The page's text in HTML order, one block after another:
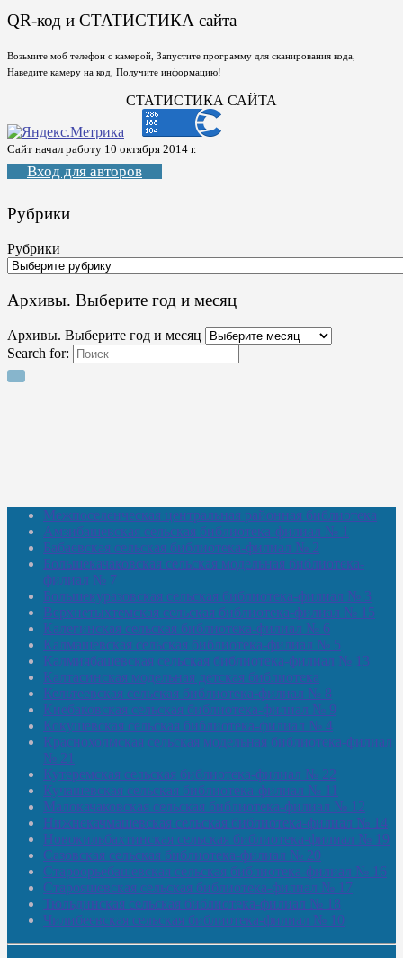
QR-код и СТАТИСТИКА сайта
Возьмите моб телефон с камерой, Запустите программу для сканирования кода,
Наведите камеру на код, Получите информацию!
СТАТИСТИКА САЙТА
Сайт начал работу 10 октября 2014 г.
Вход для авторов
Рубрики
Рубрики
Архивы. Выберите год и месяц
Архивы. Выберите год и месяц
Search for:
Межпоселенческая центральная районная библиотека
Амзибашевская сельская библиотека-филиал № 1
Бабаевская сельская библиотека-филиал № 2
Большекачаковская сельская модельная библиотека-
филиал № 7
Большекуразовская сельская библиотека-филиал № 3
Верхнетыхтемская сельская библиотека-филиал № 15
Калегинская сельская библиотека-филиал № 6
Калмашевская сельская библиотека-филиал № 5
Калмиябашевская сельская библиотека-филиал № 13
Калтасинская модельная детская библиотека
Кельтеевская сельская библиотека-филиал № 8
Киебаковская сельская библиотека-филиал № 9
Кокушевская сельская библиотека-филиал № 4
Краснохолмская сельская модельная библиотека-филиал
№ 21
Кутеремская сельская библиотека-филиал № 22
Кучашевская сельская библиотека-филиал № 11
Малокачаковская сельская библиотека-филиал № 12
Нижнекачмашевская сельская библиотека-филиал № 14
Новокильбахтинская сельская библиотека-филиал № 19
Сазовская сельская библиотека-филиал № 20
Староорьебашевская сельская библиотека-филиал № 16
Старояшевская сельская библиотека-филиал № 17
Тюльдинская сельская библиотека-филиал № 18
Чилибеевская сельская библиотека-филиал № 10